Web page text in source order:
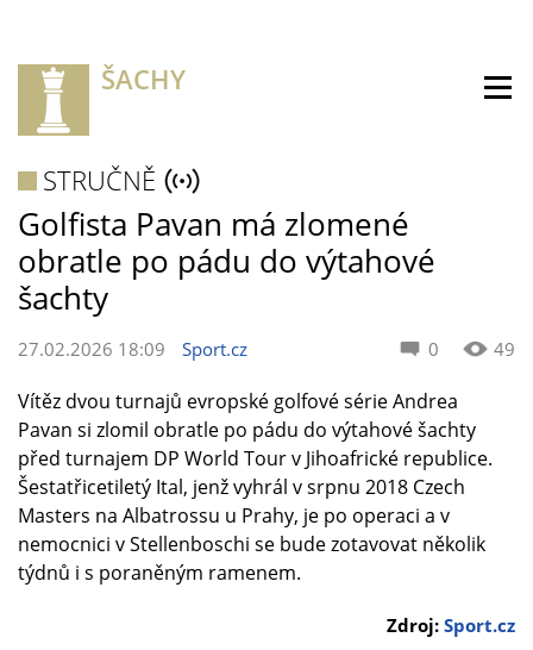
ŠACHY
STRUČNĚ
Golfista Pavan má zlomené
obratle po pádu do výtahové
šachty
0 49
27.02.2026 18:09 Sport.cz
Vítěz dvou turnajů evropské golfové série Andrea
Pavan si zlomil obratle po pádu do výtahové šachty
před turnajem DP World Tour v Jihoafrické republice.
Šestatřicetiletý Ital, jenž vyhrál v srpnu 2018 Czech
Masters na Albatrossu u Prahy, je po operaci a v
nemocnici v Stellenboschi se bude zotavovat několik
týdnů i s poraněným ramenem.
Zdroj: Sport.cz